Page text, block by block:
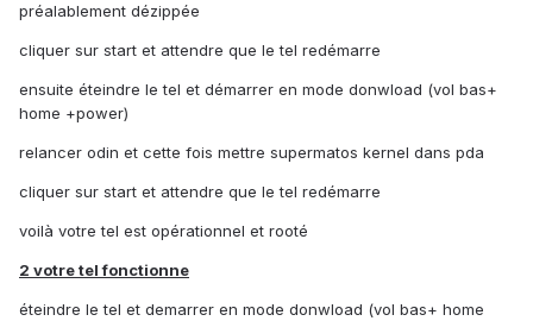
préalablement dézippée
cliquer sur start et attendre que le tel redémarre
ensuite éteindre le tel et démarrer en mode donwload (vol bas+
home +power)
relancer odin et cette fois mettre supermatos kernel dans pda
cliquer sur start et attendre que le tel redémarre
voilà votre tel est opérationnel et rooté
2 votre tel fonctionne
éteindre le tel et demarrer en mode donwload (vol bas+ home